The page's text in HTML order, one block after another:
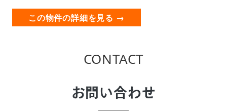
この物件の詳細を見る →
CONTACT
お問い合わせ